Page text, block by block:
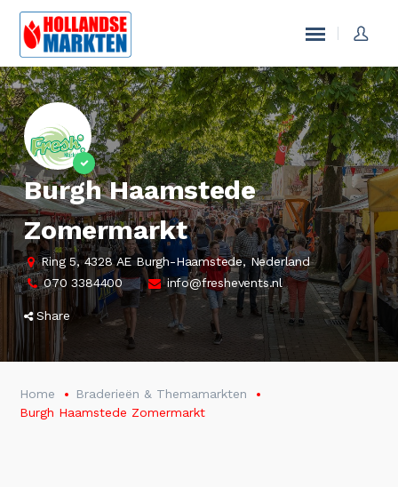
Burgh Haamstede
Zomermarkt
Ring 5, 4328 AE Burgh-Haamstede, Nederland
070 3384400
info@freshevents.nl
Share
Home
Braderieën & Themamarkten
Burgh Haamstede Zomermarkt